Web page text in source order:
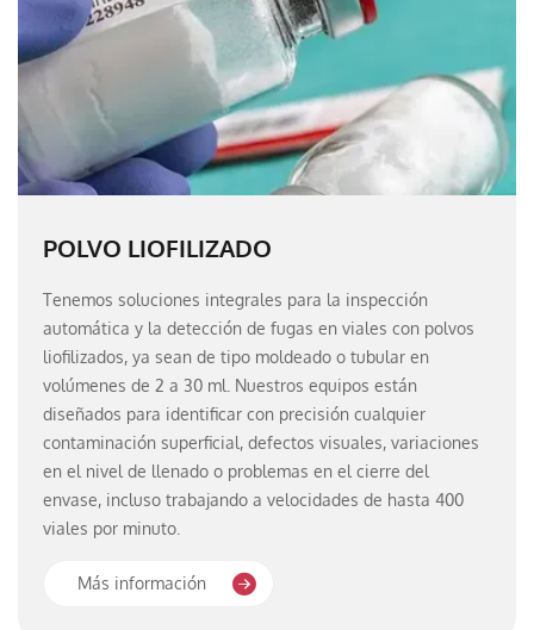
POLVO LIOFILIZADO
Tenemos soluciones integrales para la inspección
automática y la detección de fugas en viales con polvos
liofilizados, ya sean de tipo moldeado o tubular en
volúmenes de 2 a 30 ml. Nuestros equipos están
diseñados para identificar con precisión cualquier
contaminación superficial, defectos visuales, variaciones
en el nivel de llenado o problemas en el cierre del
envase, incluso trabajando a velocidades de hasta 400
viales por minuto.
Más información